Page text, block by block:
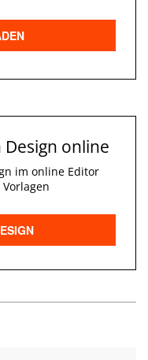
Design online
im online Editor